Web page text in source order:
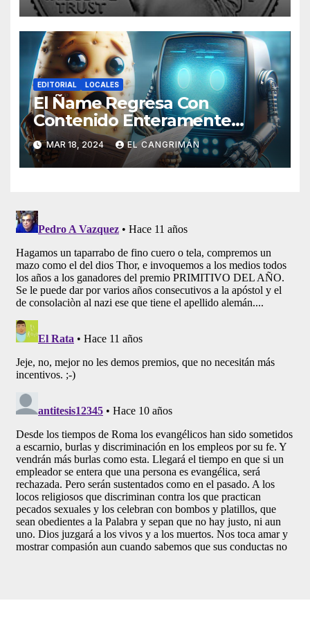
EDITORIAL LOCALES
El Ñame Regresa Con
Contenido Enteramente
Generado Por Inteligencia
Artificial
MAR 18, 2024 EL CANGRIMÁN